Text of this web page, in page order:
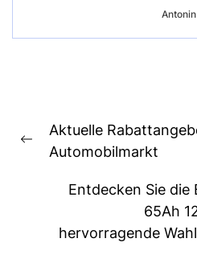
Antonin
Previous
Aktuelle
Automobilmarkt
Entdecken Sie die
65Ah
hervorragende